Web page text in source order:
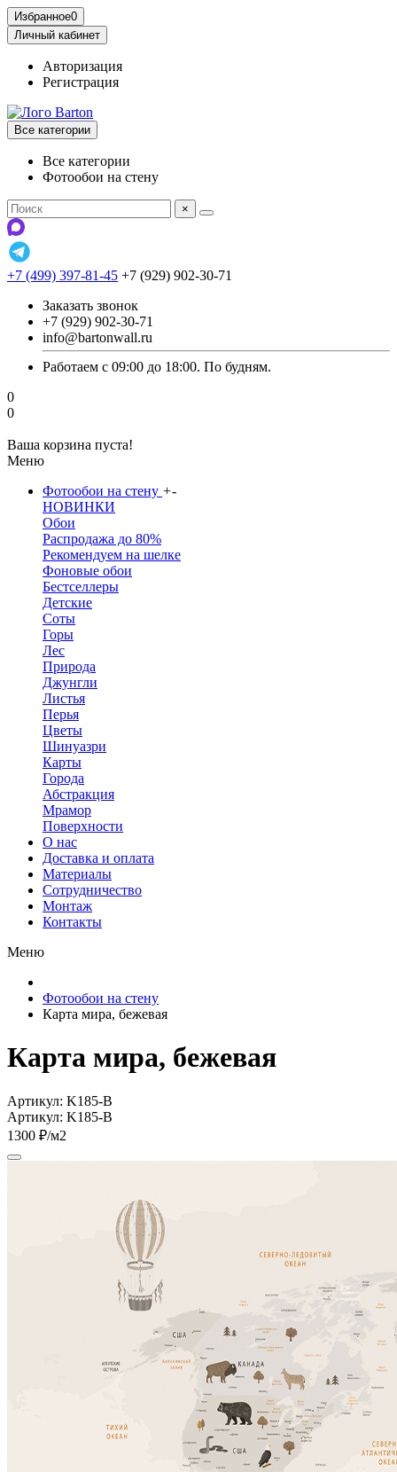
Избранное0
Личный кабинет
Авторизация
Регистрация
Все категории
Все категории
Фотообои на стену
×
+7 (499) 397-81-45 +7 (929) 902-30-71
Заказать звонок
+7 (929) 902-30-71
info@bartonwall.ru
Работаем с 09:00 до 18:00. По будням.
0
0
Ваша корзина пуста!
Меню
Фотообои на стену +-
НОВИНКИ
Обои
Распродажа до 80%
Рекомендуем на шелке
Фоновые обои
Бестселлеры
Детские
Соты
Горы
Лес
Природа
Джунгли
Листья
Перья
Цветы
Шинуазри
Карты
Города
Абстракция
Мрамор
Поверхности
О нас
Доставка и оплата
Материалы
Сотрудничество
Монтаж
Контакты
Меню
Фотообои на стену
Карта мира, бежевая
Карта мира, бежевая
Артикул: K185-B
Артикул: K185-B
1300 ₽/м2